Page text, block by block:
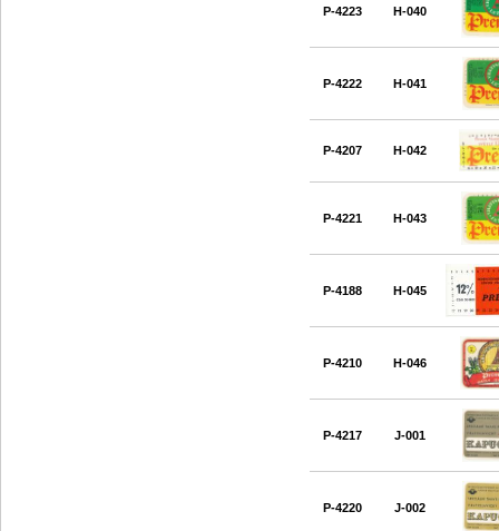
P-4223 H-040
P-4222 H-041
P-4207 H-042
P-4221 H-043
P-4188 H-045
P-4210 H-046
P-4217 J-001
P-4220 J-002